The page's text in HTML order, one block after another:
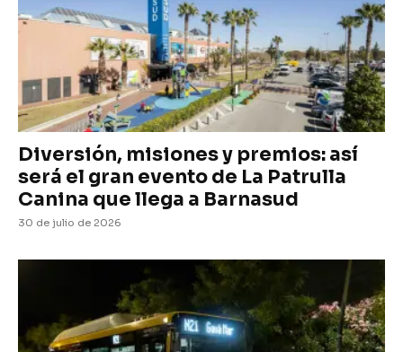
Diversión, misiones y premios: así
será el gran evento de La Patrulla
Canina que llega a Barnasud
30 de julio de 2026